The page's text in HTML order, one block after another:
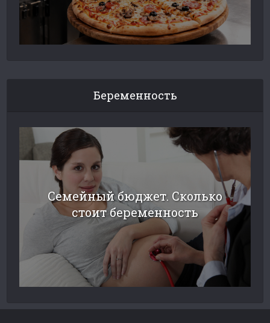
Беременность
Семейный бюджет. Сколько
стоит беременность